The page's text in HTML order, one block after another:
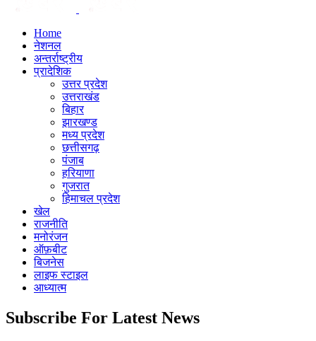
Home
नेशनल
अन्तर्राष्ट्रीय
प्रादेशिक
उत्तर प्रदेश
उत्तराखंड
बिहार
झारखण्ड
मध्य प्रदेश
छत्तीसगढ़
पंजाब
हरियाणा
गुजरात
हिमाचल प्रदेश
खेल
राजनीति
मनोरंजन
ऑफ़बीट
बिजनेस
लाइफ स्टाइल
आध्यात्म
Subscribe For Latest News